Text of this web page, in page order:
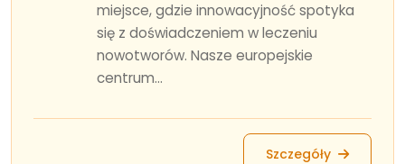
miejsce, gdzie innowacyjność spotyka
się z doświadczeniem w leczeniu
nowotworów. Nasze europejskie
centrum...
Szczegóły